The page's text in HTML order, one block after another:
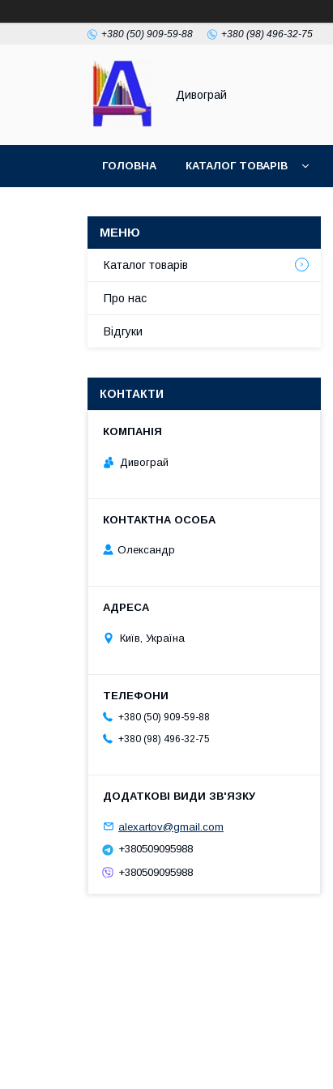
+380 (50) 909-59-88 +380 (98) 496-32-75
Дивограй
ГОЛОВНА КАТАЛОГ ТОВАРІВ
Каталог товарів
Про нас
Відгуки
КОНТАКТИ
Дивограй
Олександр
Київ, Україна
+380 (50) 909-59-88
+380 (98) 496-32-75
alexartov@gmail.com
+380509095988
+380509095988